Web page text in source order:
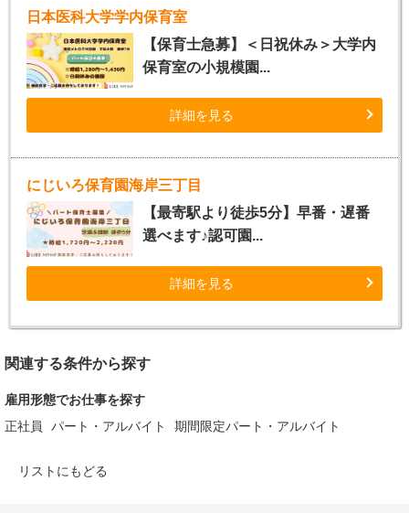
日本医科大学学内保育室
【保育士急募】＜日祝休み＞大学内
保育室の小規模園...
詳細を見る
にじいろ保育園海岸三丁目
【最寄駅より徒歩5分】早番・遅番
選べます♪認可園...
詳細を見る
関連する条件から探す
雇用形態でお仕事を探す
正社員
パート・アルバイト 期間限定パート・アルバイト
リストにもどる